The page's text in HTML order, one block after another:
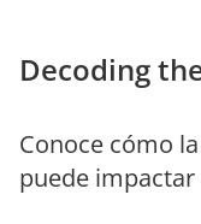
Decoding
Conoce cómo
puede